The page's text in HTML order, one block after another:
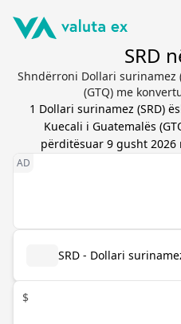
SRD
Shndërroni Dollari surinamez
(GTQ) me
1 Dollari surinamez (SRD)
Kuecali i Guatemalës (
përditësuar 9 gusht 2026
SRD - Dollari
$